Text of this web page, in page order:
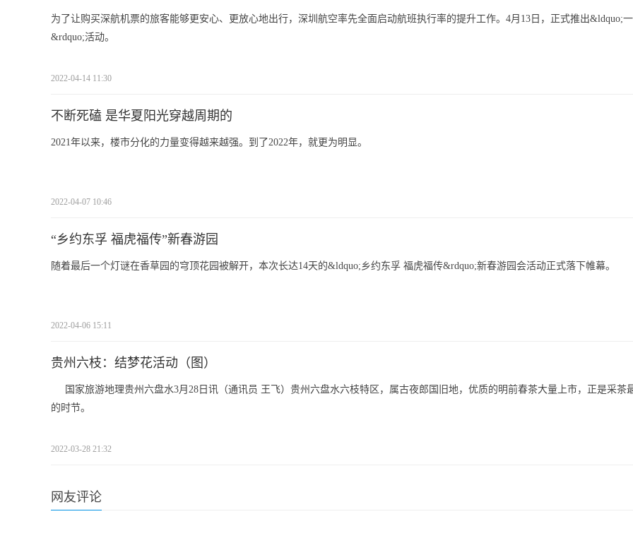
为了让购买深航机票的旅客能够更安心、更放心地出行，深圳航空率先全面启动航班执行率的提升工作。4月13日，正式推出&ldquo;
&rdquo;活动。
2022-04-14 11:30
不断死磕 是华夏阳光穿越周期的
2021年以来，楼市分化的力量变得越来越强。到了2022年，就更为明显。
2022-04-07 10:46
“乡约东孚 福虎福传”新春游园
随着最后一个灯谜在香草园的穹顶花园被解开，本次长达14天的&ldquo;乡约东孚 福虎福传&rdquo;新春游园会活动正式落下帷幕。
2022-04-06 15:11
贵州六枝：结梦花活动（图）
国家旅游地理贵州六盘水3月28日讯（通讯员 王飞）贵州六盘水六枝特区，属古夜郎国旧地，优质的明前春茶大量上市，正是采茶
的时节。
2022-03-28 21:32
网友评论